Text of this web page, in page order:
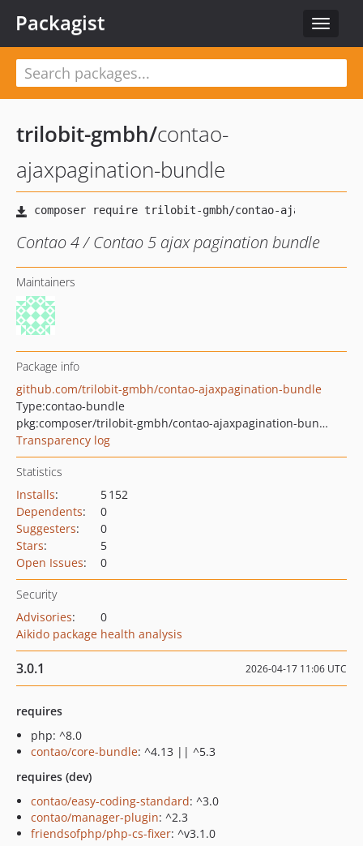
Toggle
Packagist
trilobit-gmbh/contao-
ajaxpagination-bundle
Contao 4 / Contao 5 ajax pagination bundle
Maintainers
Package info
github.com/trilobit-gmbh/contao-ajaxpagination-bundle
Type:contao-bundle
pkg:composer/trilobit-gmbh/contao-ajaxpagination-bundle
Transparency log
Statistics
Installs:
5 152
Dependents:
0
Suggesters:
0
Stars:
5
Open Issues: 0
Security
Advisories:
0
Aikido package health analysis
3.0.1 2026-04-17 11:06 UTC
requires
php: ^8.0
contao/core-bundle: ^4.13 || ^5.3
requires (dev)
contao/easy-coding-standard: ^3.0
contao/manager-plugin: ^2.3
friendsofphp/php-cs-fixer: ^v3.1.0